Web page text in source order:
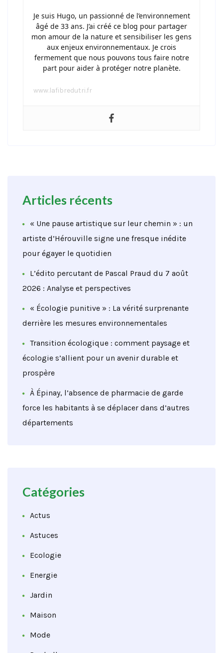
Je suis Hugo, un passionné de l’environnement
âgé de 33 ans. J’ai créé ce blog pour partager
mon amour de la nature et sensibiliser les gens
aux enjeux environnementaux. Je crois
fermement que nous pouvons tous faire notre
part pour aider à protéger notre planète.
www.lafibredutri.fr
Articles récents
« Une pause artistique sur leur chemin » : un
artiste d’Hérouville signe une fresque inédite
pour égayer le quotidien
L’édito percutant de Pascal Praud du 7 août
2026 : Analyse et perspectives
« Écologie punitive » : La vérité surprenante
derrière les mesures environnementales
Transition écologique : comment paysage et
écologie s’allient pour un avenir durable et
prospère
À Épinay, l’absence de pharmacie de garde
force les habitants à se déplacer dans d’autres
départements
Catégories
Actus
Astuces
Ecologie
Energie
Jardin
Maison
Mode